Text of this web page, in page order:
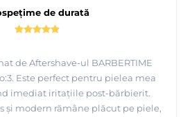
de durată
de Aftershave-ul BARBERTIME
Este perfect pentru pielea mea
imediat iritațiile post-bărbierit.
și modern rămâne plăcut pe piele,